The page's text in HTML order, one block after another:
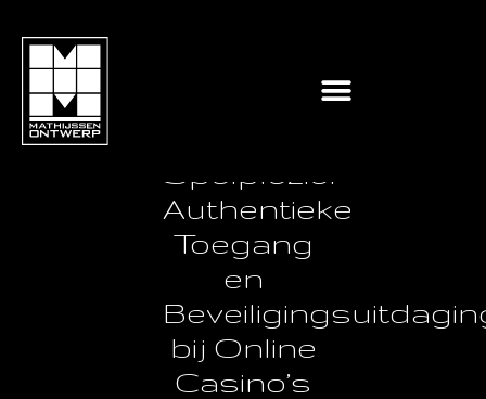
Authentieke
Toegang
en
bij Online
Casino’s